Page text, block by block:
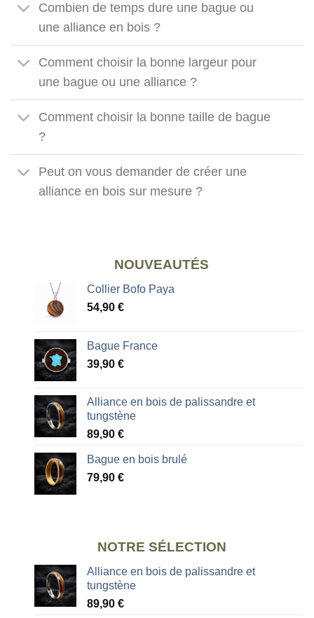
Combien de temps dure une bague ou
une alliance en bois ?
Comment choisir la bonne largeur pour
une bague ou une alliance ?
Comment choisir la bonne taille de bague
?
Peut on vous demander de créer une
alliance en bois sur mesure ?
NOUVEAUTÉS
Collier Bofo Paya
54,90 €
Bague France
39,90 €
Alliance en bois de palissandre et
tungstène
89,90 €
Bague en bois brulé
79,90 €
NOTRE SÉLECTION
Alliance en bois de palissandre et
tungstène
89,90 €